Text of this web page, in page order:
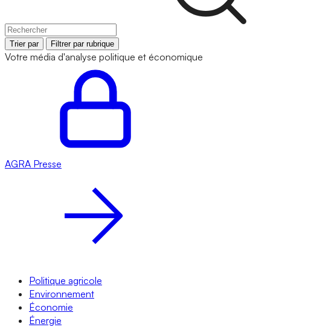
Trier par Filtrer par rubrique
Votre média d'analyse politique et économique
AGRA Presse
Politique agricole
Environnement
Économie
Énergie